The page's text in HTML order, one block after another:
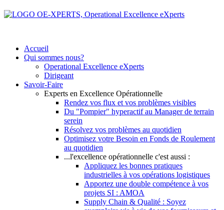
Accueil
Qui sommes nous?
Operational Excellence eXperts
Dirigeant
Savoir-Faire
Experts en Excellence Opérationnelle
Rendez vos flux et vos problèmes visibles
Du "Pompier" hyperactif au Manager de terrain
serein
Résolvez vos problèmes au quotidien
Optimisez votre Besoin en Fonds de Roulement
au quotidien
...l'excellence opérationnelle c'est aussi :
Appliquez les bonnes pratiques
industrielles à vos opérations logistiques
Apportez une double compétence à vos
projets SI : AMOA
Supply Chain & Qualité : Soyez